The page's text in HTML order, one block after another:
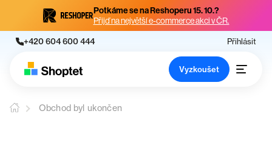
Potkáme se na Reshoperu 15. 10.?
Přijď na největší e-commerce akci v ČR.
+420 604 600 444 Přihlásit
Vyzkoušet
Obchod byl ukončen